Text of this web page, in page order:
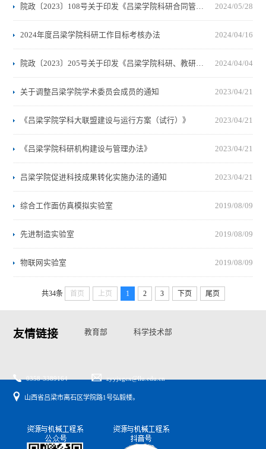
2024/05/28
2024年度吕梁学院科研工作目标考核办法 2024/04/16
2024/04/04
关于调整吕梁学院学术委员会成员的通知 2023/04/21
《吕梁学院学科大联盟建设与运行方案（试行）》 2023/04/21
《吕梁学院科研机构建设与管理办法》 2023/04/21
吕梁学院促进科技成果转化实施办法的通知 2023/04/21
综合工作面仿真模拟实验室 2019/08/09
先进制造实验室 2019/08/09
物联网实验室 2019/08/09
共34条 首页 上页 1 2 3 下页 尾页
友情链接 教育部
科学技术部
0358-3389164 zyyjxgcx@llu.edu.cn
山西省吕梁市离石区学院路1号弘毅楼。